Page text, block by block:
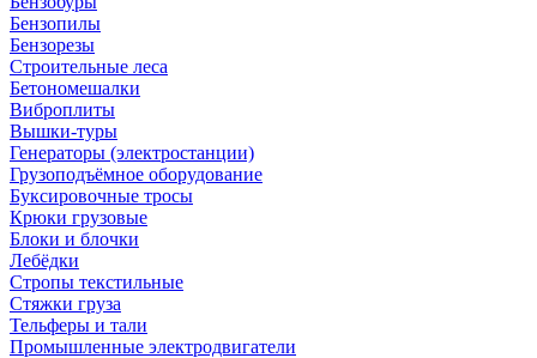
Бензопилы
Бензорезы
Строительные леса
Бетономешалки
Виброплиты
Вышки-туры
Генераторы (электростанции)
Грузоподъёмное оборудование
Буксировочные тросы
Крюки грузовые
Блоки и блочки
Лебёдки
Стропы текстильные
Стяжки груза
Тельферы и тали
Промышленные электродвигатели